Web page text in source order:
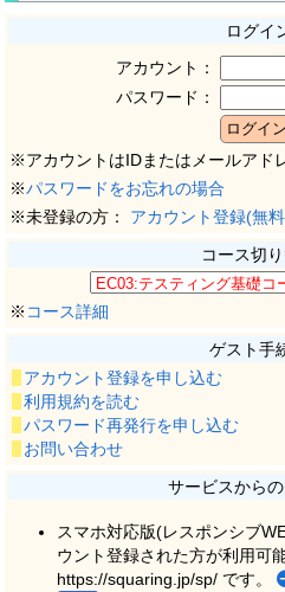
ログイ
アカウント：
パスワード：
※アカウントはIDまたはメールアド
※パスワードをお忘れの場合
※未登録の方： アカウント登録(無
コース切り
※ コース詳細
ゲスト手
アカウント登録を申し込む
利用規約を読む
パスワード再発行を申し込む
お問い合わせ
サービスからの
スマホ対応版(レスポンシブ
ウント登録された方が利用可能
https://squaring.jp/sp/ です。